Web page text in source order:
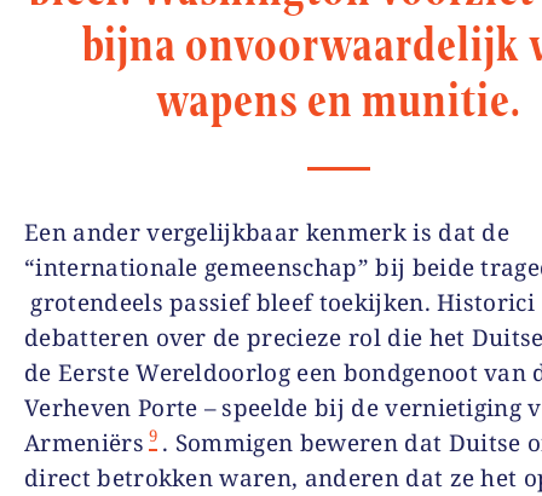
bijna onvoorwaardelijk
wapens en munitie.
Een ander vergelijkbaar kenmerk is dat de
“internationale gemeenschap” bij beide
grotendeels passief bleef toekijken. Historici
debatteren over de precieze rol die het
de Eerste Wereldoorlog een bondgenoot van
Verheven Porte – speelde bij de vernietiging
Armeniërs 9 . Sommigen beweren dat Duitse
direct betrokken waren, anderen dat ze het